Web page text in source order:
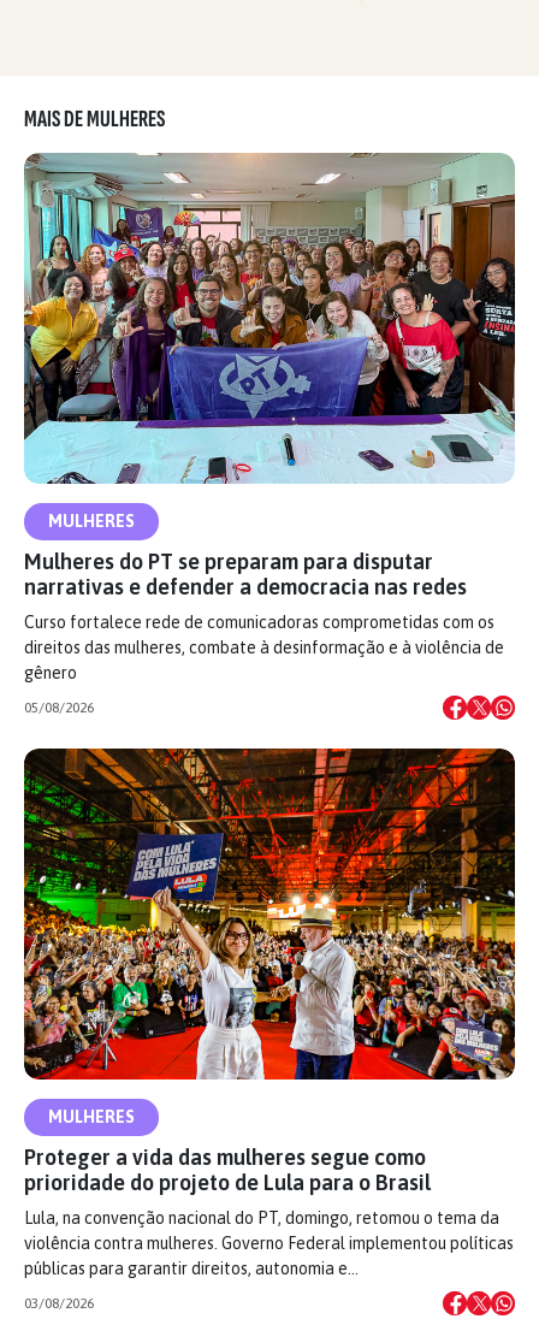
MAIS DE MULHERES
MULHERES
Mulheres do PT se preparam para disputar
narrativas e defender a democracia nas redes
Curso fortalece rede de comunicadoras comprometidas com os
direitos das mulheres, combate à desinformação e à violência de
gênero
05/08/2026
MULHERES
Proteger a vida das mulheres segue como
prioridade do projeto de Lula para o Brasil
Lula, na convenção nacional do PT, domingo, retomou o tema da
violência contra mulheres. Governo Federal implementou políticas
públicas para garantir direitos, autonomia e…
03/08/2026